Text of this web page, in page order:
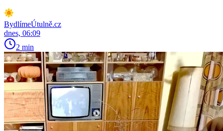
BydlímeÚtulně.cz
dnes, 06:09
2 min